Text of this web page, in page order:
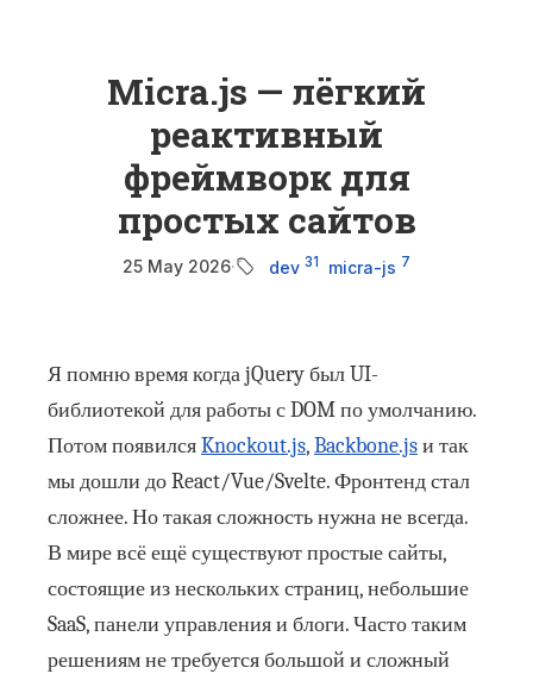
Micra.js — лёгкий
реактивный
фреймворк для
простых сайтов
25 May 2026· dev31 micra-js 7
Я помню время когда jQuery был UI-
библиотекой для работы с DOM по умолчанию.
Потом появилсяKnockout.js,Backbone.jsи так
мы дошли до React/Vue/Svelte. Фронтенд стал
сложнее. Но такая сложность нужна не всегда.
В мире всё ещё существуют простые сайты,
состоящие из нескольких страниц, небольшие
SaaS, панели управления и блоги. Часто таким
решениям не требуется большой и сложный